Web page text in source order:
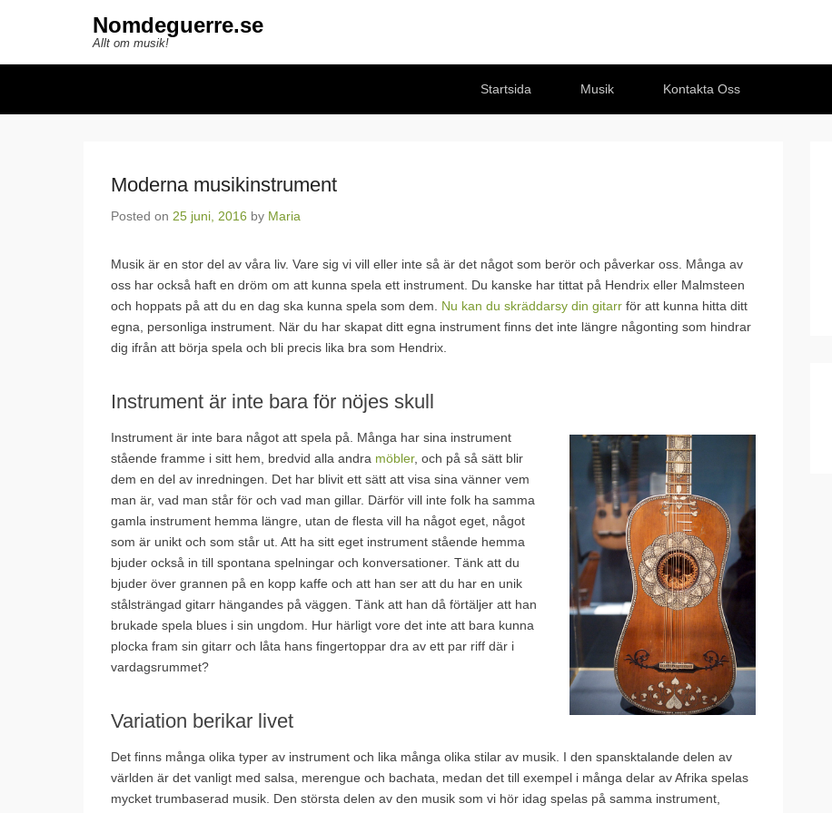
Nomdeguerre.se
Allt om musik!
Startsida
Musik Kontakta Oss
Moderna musikinstrument
Posted on 25 juni, 2016 by Maria
Musik är en stor del av våra liv. Vare sig vi vill eller inte så är det något som berör och påverkar oss. Många av
oss har också haft en dröm om att kunna spela ett instrument. Du kanske har tittat på Hendrix eller Malmsteen
och hoppats på att du en dag ska kunna spela som dem. Nu kan du skräddarsy din gitarr för att kunna hitta ditt
egna, personliga instrument. När du har skapat ditt egna instrument finns det inte längre någonting som hindrar
dig ifrån att börja spela och bli precis lika bra som Hendrix.
Instrument är inte bara för nöjes skull
Instrument är inte bara något att spela på. Många har sina instrument
stående framme i sitt hem, bredvid alla andra möbler, och på så sätt blir
dem en del av inredningen. Det har blivit ett sätt att visa sina vänner vem
man är, vad man står för och vad man gillar. Därför vill inte folk ha samma
gamla instrument hemma längre, utan de flesta vill ha något eget, något
som är unikt och som står ut. Att ha sitt eget instrument stående hemma
bjuder också in till spontana spelningar och konversationer. Tänk att du
bjuder över grannen på en kopp kaffe och att han ser att du har en unik
stålsträngad gitarr hängandes på väggen. Tänk att han då förtäljer att han
brukade spela blues i sin ungdom. Hur härligt vore det inte att bara kunna
plocka fram sin gitarr och låta hans fingertoppar dra av ett par riff där i
vardagsrummet?
Variation berikar livet
Det finns många olika typer av instrument och lika många olika stilar av musik. I den spansktalande delen av
världen är det vanligt med salsa, merengue och bachata, medan det till exempel i många delar av Afrika spelas
mycket trumbaserad musik. Den största delen av den musik som vi hör idag spelas på samma instrument,